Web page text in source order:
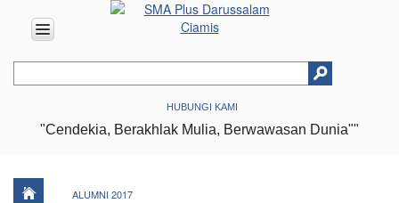
HUBUNGI KAMI
"Cendekia, Berakhlak Mulia, Berwawasan Dunia""
HOME
Mission ALUMNI 2017